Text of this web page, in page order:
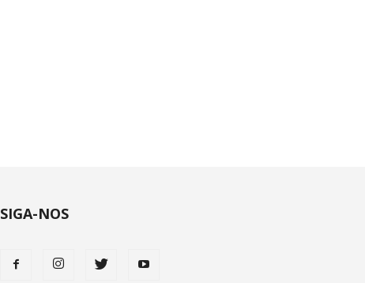
SIGA-NOS